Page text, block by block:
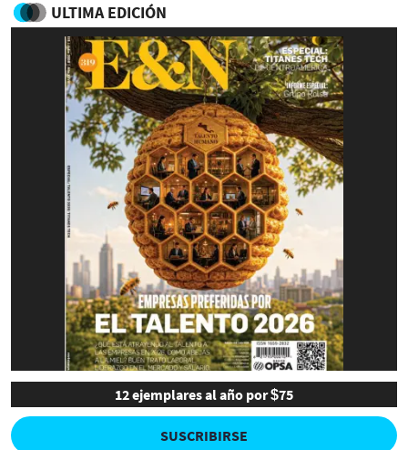
ULTIMA EDICIÓN
12 ejemplares al año por $75
SUSCRIBIRSE